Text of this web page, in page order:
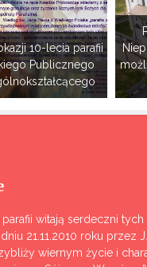
10-lecia parafii
Publicznego
witają serdeczni
21.11.2010 roku przez
wiernym życie i